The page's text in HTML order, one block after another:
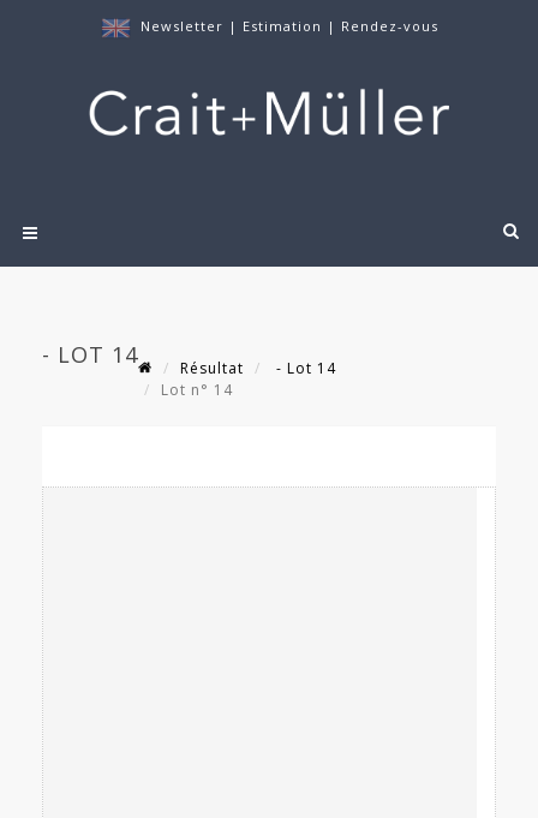
Newsletter | Estimation | Rendez-vous
- LOT 14 Résultat
- Lot 14
Lot n° 14